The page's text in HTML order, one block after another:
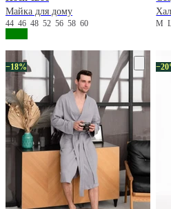
Майка для дому
44 46 48 52 56 58 60 M
−18%